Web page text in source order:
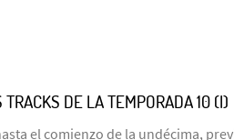
DE LA TEMPORADA 10 (I)
el comienzo de la undécima,